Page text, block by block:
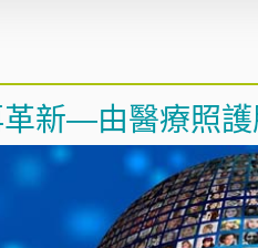
新—由醫療照